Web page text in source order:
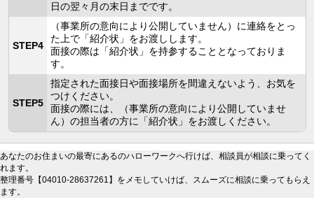
日の翌々月の末日までです。
STEP4
（事業所の意向により公開していません）に連絡をとっ
た上で「紹介状」をお渡しします。
面接の際は「紹介状」を持参することとなっておりま
す。
STEP5
指定された面接日や面接場所を間違えないよう、お気を
つけください。
面接の際には、（事業所の意向により公開していませ
ん）の担当者の方に「紹介状」をお渡しください。
あなたのお住まいの最寄にあるのハローワークへ行けば、相談員が相談に乗ってく
れます。
整理番号【04010-28637261】をメモしていけば、スムーズに相談に乗ってもらえ
ます。